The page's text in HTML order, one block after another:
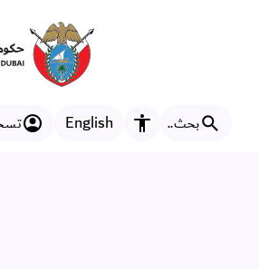
بحث.. مزايا إمكانية الوصول
English